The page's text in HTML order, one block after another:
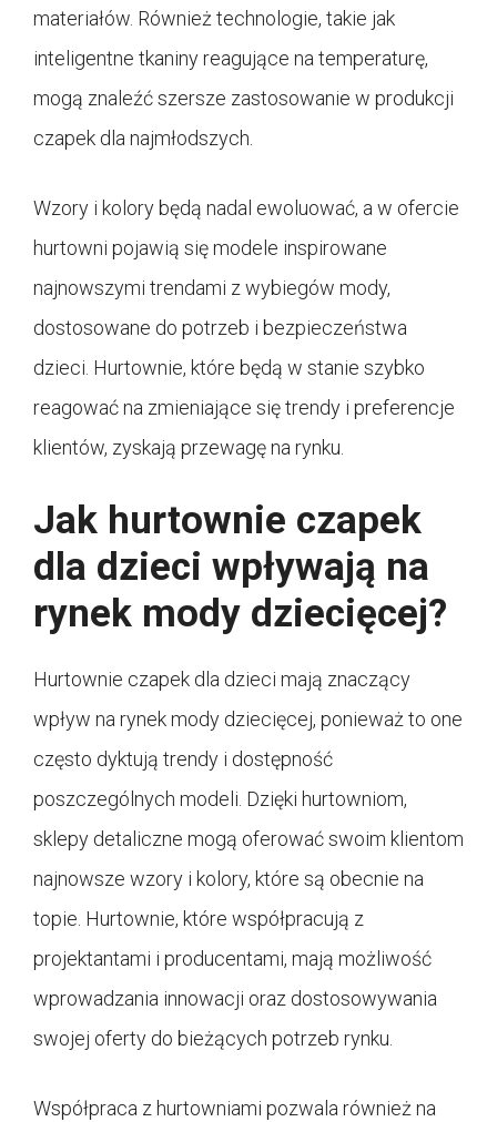
materiałów. Również technologie, takie jak
inteligentne tkaniny reagujące na temperaturę,
mogą znaleźć szersze zastosowanie w produkcji
czapek dla najmłodszych.
Wzory i kolory będą nadal ewoluować, a w ofercie
hurtowni pojawią się modele inspirowane
najnowszymi trendami z wybiegów mody,
dostosowane do potrzeb i bezpieczeństwa
dzieci. Hurtownie, które będą w stanie szybko
reagować na zmieniające się trendy i preferencje
klientów, zyskają przewagę na rynku.
Jak hurtownie czapek
dla dzieci wpływają na
rynek mody dziecięcej?
Hurtownie czapek dla dzieci mają znaczący
wpływ na rynek mody dziecięcej, ponieważ to one
często dyktują trendy i dostępność
poszczególnych modeli. Dzięki hurtowniom,
sklepy detaliczne mogą oferować swoim klientom
najnowsze wzory i kolory, które są obecnie na
topie. Hurtownie, które współpracują z
projektantami i producentami, mają możliwość
wprowadzania innowacji oraz dostosowywania
swojej oferty do bieżących potrzeb rynku.
Współpraca z hurtowniami pozwala również na